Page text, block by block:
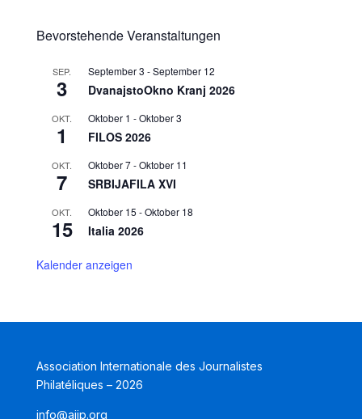
Bevorstehende Veranstaltungen
SEP.
3
September 3 -September 12
DvanajstoOkno Kranj 2026
OKT.
1
Oktober 1 -Oktober 3
FILOS 2026
OKT.
7
Oktober 7-Oktober 11
SRBIJAFILA XVI
OKT.
15
Oktober 15 -Oktober 18
Italia 2026
Kalender anzeigen
Association Internationale des Journalistes
Philatéliques – 2026
info@aijp.org